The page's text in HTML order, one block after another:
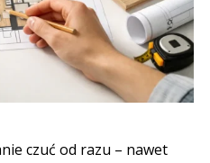
czuć od razu – nawet